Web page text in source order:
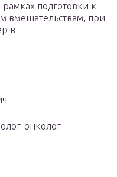
подготовки к
вмешательствам, при
в
онколог